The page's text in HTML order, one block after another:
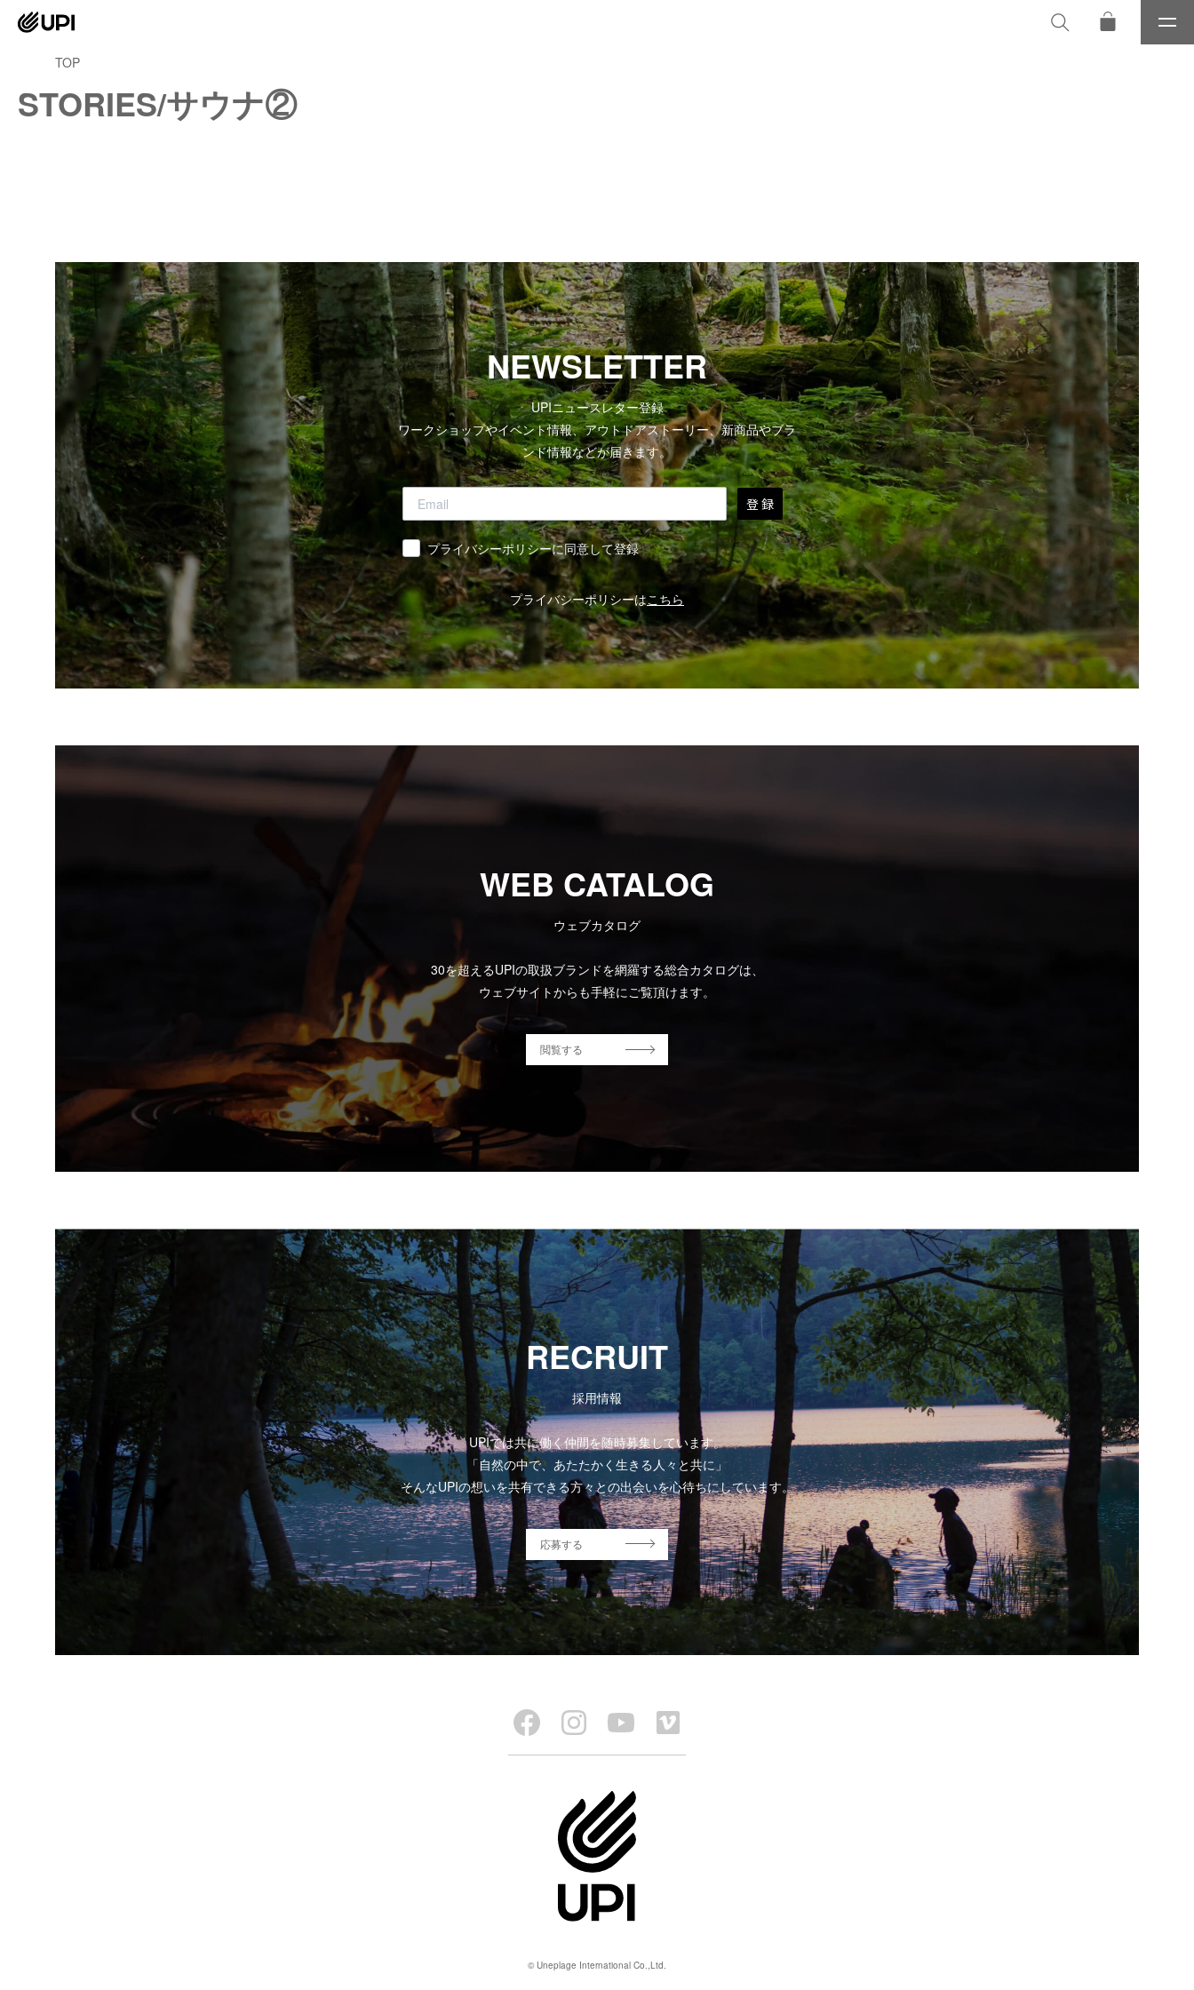
メ
ニ
TOP
STORIES/サウナ②
NEWSLETTER
UPIニュースレター登録
ワークショップやイベント情報、アウトドアストーリー、新商品やブラ
ンド情報などが届きます。
登 録
同意プライバシーポリシーに同意して登録
プライバシーポリシーはこちら
WEB CATALOG
ウェブカタログ
30を超えるUPIの取扱ブランドを網羅する総合カタログは、
ウェブサイトからも手軽にご覧頂けます。
閲覧する
RECRUIT
採用情報
UPIでは共に働く仲間を随時募集しています。
「自然の中で、あたたかく生きる人々と共に」
そんなUPIの想いを共有できる方々との出会いを心待ちにしています。
応募する
© Uneplage International Co.,Ltd.